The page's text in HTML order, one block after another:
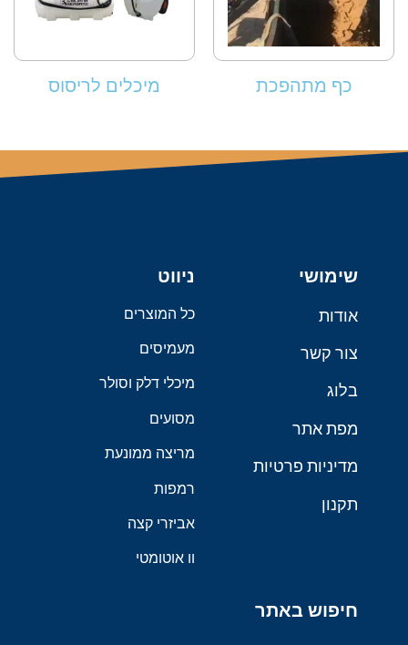
כף מתהפכת מיכלים לריסוס
שימושי
אודות
צור קשר
בלוג
מפת אתר
מדיניות פרטיות
תקנון
ניווט
כל המוצרים
מעמיסים
מיכלי דלק וסולר
מסועים
מריצה ממונעת
רמפות
אביזרי קצה
וו אוטומטי
חיפוש באתר